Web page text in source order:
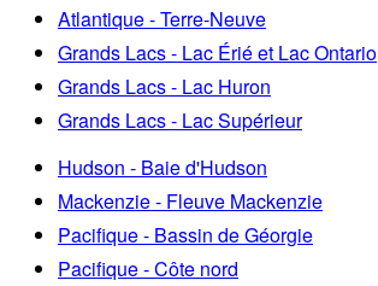
Atlantique - Terre-Neuve
Grands Lacs - Lac Érié et Lac Ontario
Grands Lacs - Lac Huron
Grands Lacs - Lac Supérieur
Hudson - Baie d'Hudson
Mackenzie - Fleuve Mackenzie
Pacifique - Bassin de Géorgie
Pacifique - Côte nord